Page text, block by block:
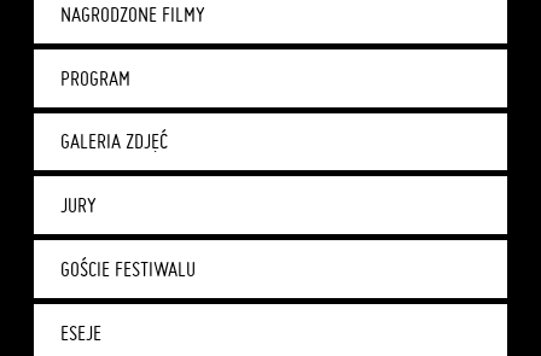
NAGRODZONE FILMY
PROGRAM
GALERIA ZDJĘĆ
JURY
GOŚCIE FESTIWALU
ESEJE